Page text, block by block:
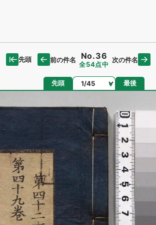
先頭 前の件名 No.36
全54点中
次の件名
先頭 ページ 最後